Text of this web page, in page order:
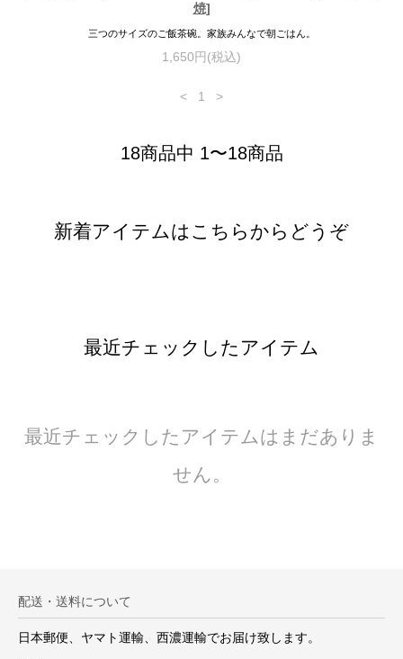
焼]
三つのサイズのご飯茶碗。家族みんなで朝ごはん。
1,650円(税込)
< 1 >
18商品中 1〜18商品
新着アイテムはこちらからどうぞ
最近チェックしたアイテム
最近チェックしたアイテムはまだありま
せん。
配送・送料について
日本郵便、ヤマト運輸、西濃運輸でお届け致します。